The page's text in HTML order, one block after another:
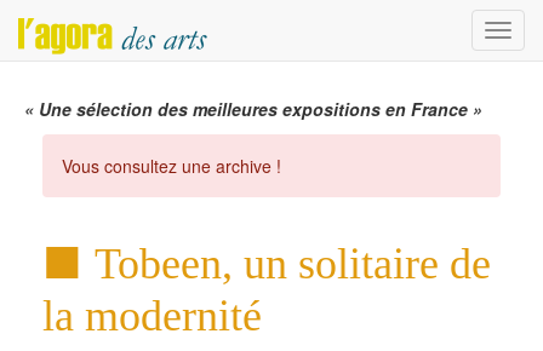
Menu
« Une sélection des meilleures expositions en France »
Vous consultez une archive !
Tobeen, un solitaire de
la modernité